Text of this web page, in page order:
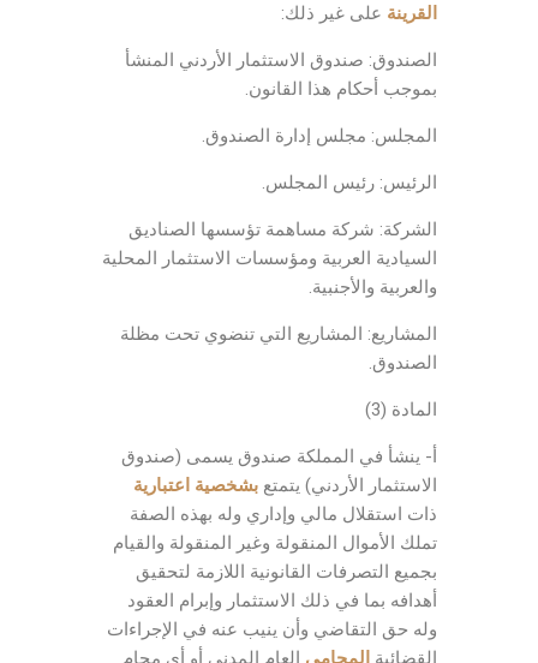
القرينة على غير ذلك:
الصندوق: صندوق الاستثمار الأردني المنشأ
بموجب أحكام هذا القانون.
المجلس: مجلس إدارة الصندوق.
الرئيس: رئيس المجلس.
الشركة: شركة مساهمة تؤسسها الصناديق
السيادية العربية ومؤسسات الاستثمار المحلية
والعربية والأجنبية.
المشاريع: المشاريع التي تنضوي تحت مظلة
الصندوق.
المادة (3)
أ- ينشأ في المملكة صندوق يسمى (صندوق
الاستثمار الأردني) يتمتع بشخصية اعتبارية
ذات استقلال مالي وإداري وله بهذه الصفة
تملك الأموال المنقولة وغير المنقولة والقيام
بجميع التصرفات القانونية اللازمة لتحقيق
أهدافه بما في ذلك الاستثمار وإبرام العقود
وله حق التقاضي وأن ينيب عنه في الإجراءات
القضائية المحامي العام المدني أو أي محام